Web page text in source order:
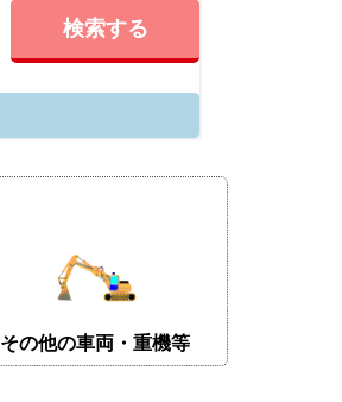
検索する
その他の車両・重機等